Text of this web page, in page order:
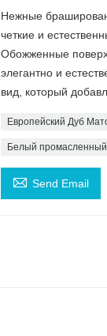
Нежные
четкие и
Обожженные
элегантно и
вид, который
Европейский Дуб
Белый
 Send Email